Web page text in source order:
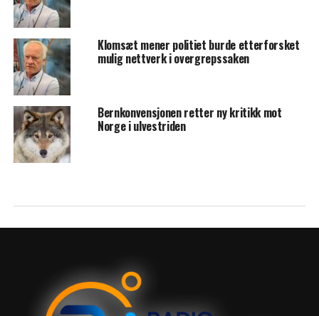
Klomsæt mener politiet burde etterforsket
mulig nettverk i overgrepssaken
Bernkonvensjonen retter ny kritikk mot
Norge i ulvestriden